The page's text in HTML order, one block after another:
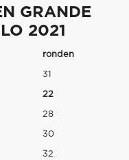
GRANDE
2021
ronden
31
22
28
30
32